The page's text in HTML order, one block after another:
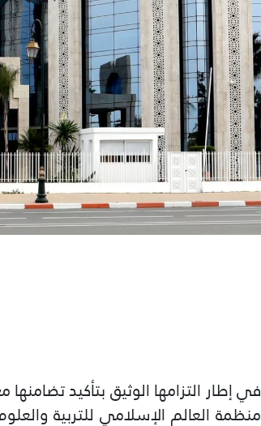
في إطار التزامها الوثيق بتأكيد
منظمة العالم الإسلامي للتربية